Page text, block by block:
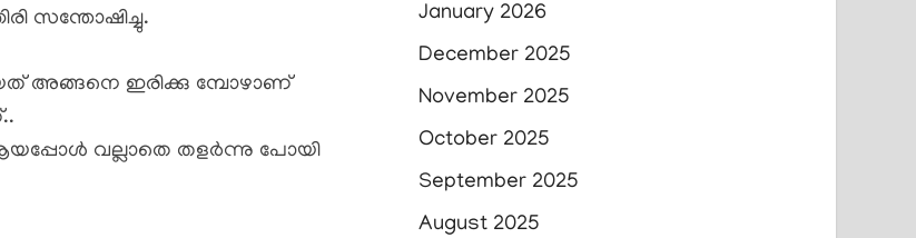
സന്തോഷിച്ചു.
അങ്ങനെ ഇരിക്കു മ്പോഴാണ്
വല്ലാതെ തളർന്നു പോയി
January 2026
December 2025
November 2025
October 2025
September 2025
August 2025